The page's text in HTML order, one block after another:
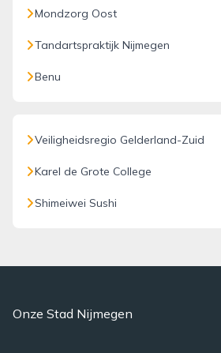
Mondzorg Oost
Tandartspraktijk Nijmegen
Benu
Veiligheidsregio Gelderland-Zuid
Karel de Grote College
Shimeiwei Sushi
Onze Stad Nijmegen